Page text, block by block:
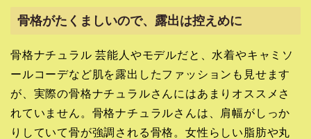
骨格がたくましいので、露出は控えめに
骨格ナチュラル 芸能人やモデルだと、水着やキャミソ
ールコーデなど肌を露出したファッションも見せます
が、実際の骨格ナチュラルさんにはあまりオススメさ
れていません。骨格ナチュラルさんは、肩幅がしっか
りしていて骨が強調される骨格。女性らしい脂肪や丸